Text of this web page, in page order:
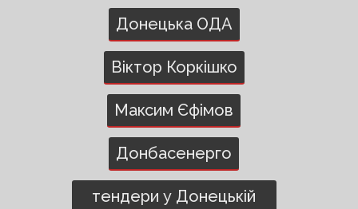
Донецька ОДА
Віктор Коркішко
Максим Єфімов
Донбасенерго
тендери у Донецькій